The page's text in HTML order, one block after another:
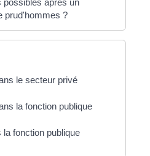
prud'hommes ?
le secteur privé
la fonction publique
fonction publique